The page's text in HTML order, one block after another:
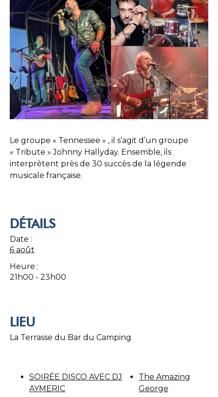
Le groupe « Tennessee » , il s’agit d’un groupe
« Tribute » Johnny Hallyday. Ensemble, ils
interprètent près de 30 succès de la légende
musicale française.
DÉTAILS
Date :
6 août
Heure :
21h00 - 23h00
LIEU
La Terrasse du Bar du Camping
SOIRÉE DISCO AVEC DJ
AYMERIC
The Amazing
George